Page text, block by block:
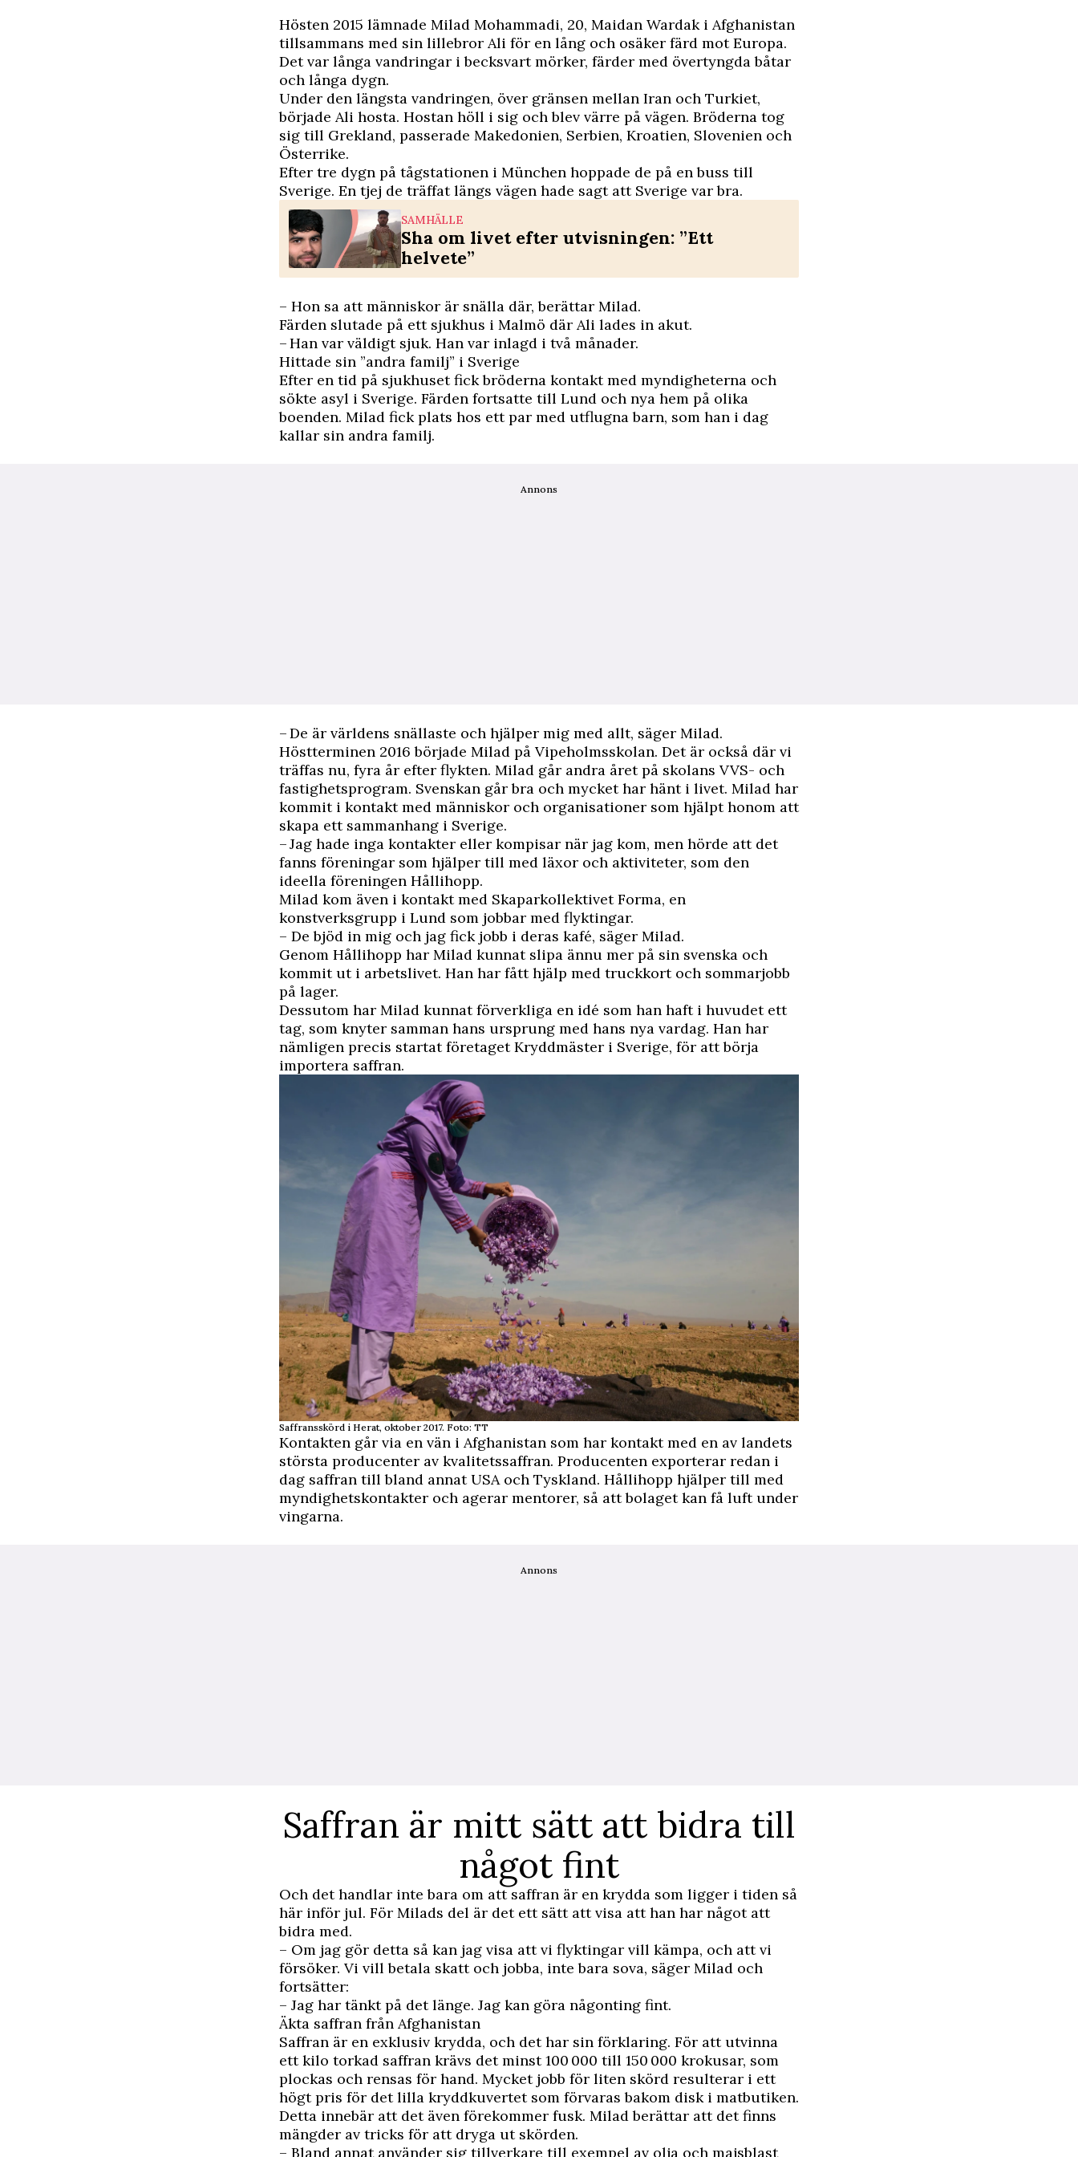
Hösten 2015 lämnade Milad Mohammadi, 20, Maidan Wardak i Afghanistan
tillsammans med sin lillebror Ali för en lång och osäker färd mot Europa.
Det var långa vandringar i becksvart mörker, färder med övertyngda båtar
och långa dygn.
Under den längsta vandringen, över gränsen mellan Iran och Turkiet,
började Ali hosta. Hostan höll i sig och blev värre på vägen. Bröderna tog
sig till Grekland, passerade Makedonien, Serbien, Kroatien, Slovenien och
Österrike.
Efter tre dygn på tågstationen i München hoppade de på en buss till
Sverige. En tjej de träffat längs vägen hade sagt att Sverige var bra.
SAMHÄLLE
Sha om livet efter utvisningen: ”Ett
helvete”
– Hon sa att människor är snälla där, berättar Milad.
Färden slutade på ett sjukhus i Malmö där Ali lades in akut.
– Han var väldigt sjuk. Han var inlagd i två månader.
Hittade sin ”andra familj” i Sverige
Efter en tid på sjukhuset fick bröderna kontakt med myndigheterna och
sökte asyl i Sverige. Färden fortsatte till Lund och nya hem på olika
boenden. Milad fick plats hos ett par med utflugna barn, som han i dag
kallar sin andra familj.
Annons
– De är världens snällaste och hjälper mig med allt, säger Milad.
Höstterminen 2016 började Milad på Vipeholmsskolan. Det är också där vi
träffas nu, fyra år efter flykten. Milad går andra året på skolans VVS- och
fastighetsprogram. Svenskan går bra och mycket har hänt i livet. Milad har
kommit i kontakt med människor och organisationer som hjälpt honom att
skapa ett sammanhang i Sverige.
– Jag hade inga kontakter eller kompisar när jag kom, men hörde att det
fanns föreningar som hjälper till med läxor och aktiviteter, som den
ideella föreningen Hållihopp.
Milad kom även i kontakt med Skaparkollektivet Forma, en
konstverksgrupp i Lund som jobbar med flyktingar.
– De bjöd in mig och jag fick jobb i deras kafé, säger Milad.
Genom Hållihopp har Milad kunnat slipa ännu mer på sin svenska och
kommit ut i arbetslivet. Han har fått hjälp med truckkort och sommarjobb
på lager.
Dessutom har Milad kunnat förverkliga en idé som han haft i huvudet ett
tag, som knyter samman hans ursprung med hans nya vardag. Han har
nämligen precis startat företaget Kryddmäster i Sverige, för att börja
importera saffran.
Saffransskörd i Herat, oktober 2017. Foto: TT
Kontakten går via en vän i Afghanistan som har kontakt med en av landets
största producenter av kvalitetssaffran. Producenten exporterar redan i
dag saffran till bland annat USA och Tyskland. Hållihopp hjälper till med
myndighetskontakter och agerar mentorer, så att bolaget kan få luft under
vingarna.
Annons
Saffran är mitt sätt att bidra till
något fint
Och det handlar inte bara om att saffran är en krydda som ligger i tiden så
här inför jul. För Milads del är det ett sätt att visa att han har något att
bidra med.
– Om jag gör detta så kan jag visa att vi flyktingar vill kämpa, och att vi
försöker. Vi vill betala skatt och jobba, inte bara sova, säger Milad och
fortsätter:
– Jag har tänkt på det länge. Jag kan göra någonting fint.
Äkta saffran från Afghanistan
Saffran är en exklusiv krydda, och det har sin förklaring. För att utvinna
ett kilo torkad saffran krävs det minst 100 000 till 150 000 krokusar, som
plockas och rensas för hand. Mycket jobb för liten skörd resulterar i ett
högt pris för det lilla kryddkuvertet som förvaras bakom disk i matbutiken.
Detta innebär att det även förekommer fusk. Milad berättar att det finns
mängder av tricks för att dryga ut skörden.
– Bland annat använder sig tillverkare till exempel av olja och majsblast